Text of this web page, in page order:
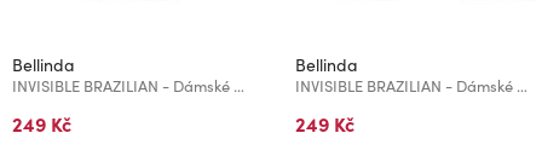
Bellinda
INVISIBLE BRAZILIAN - Dámské bezešvé kalhotky - tělová
249 Kč
Bellinda
INVISIBLE BRAZILIAN - Dámské bezešvé kalhotky - černá
249 Kč